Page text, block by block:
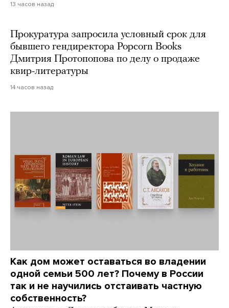
13 часов назад
Прокуратура запросила условный срок для
бывшего гендиректора Popcorn Books
Дмитрия Протопопова по делу о продаже
квир-литературы
14 часов назад
Как дом может оставаться во владении
одной семьи 500 лет? Почему в России
так и не научились отстаивать частную
собственность?